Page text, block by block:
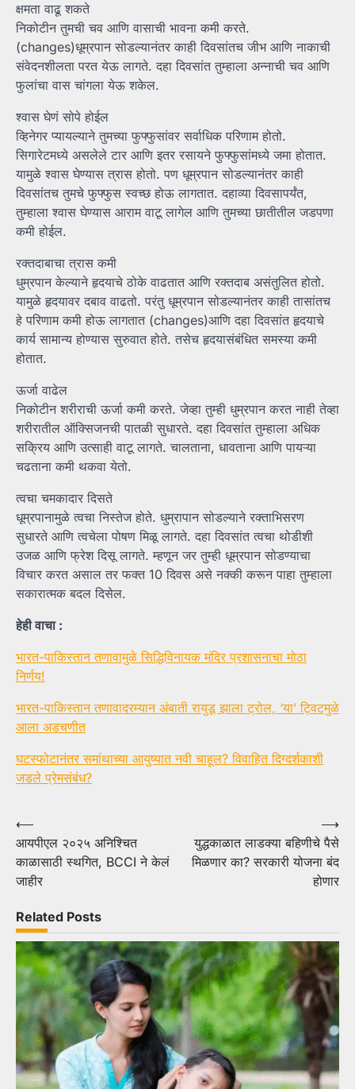
क्षमता वाढू शकते
निकोटीन तुमची चव आणि वासाची भावना कमी करते.
(changes)धूम्रपान सोडल्यानंतर काही दिवसांतच जीभ आणि नाकाची
संवेदनशीलता परत येऊ लागते. दहा दिवसांत तुम्हाला अन्नाची चव आणि
फुलांचा वास चांगला येऊ शकेल.
श्वास घेणं सोपे होईल
व्हिनेगर प्यायल्याने तुमच्या फुफ्फुसांवर सर्वाधिक परिणाम होतो.
सिगारेटमध्ये असलेले टार आणि इतर रसायने फुफ्फुसांमध्ये जमा होतात.
यामुळे श्वास घेण्यास त्रास होतो. पण धूम्रपान सोडल्यानंतर काही
दिवसांतच तुमचे फुफ्फुस स्वच्छ होऊ लागतात. दहाव्या दिवसापर्यंत,
तुम्हाला श्वास घेण्यास आराम वाटू लागेल आणि तुमच्या छातीतील जडपणा
कमी होईल.
रक्तदाबाचा त्रास कमी
धुम्रपान केल्याने हृदयाचे ठोके वाढतात आणि रक्तदाब असंतुलित होतो.
यामुळे हृदयावर दबाव वाढतो. परंतु धूम्रपान सोडल्यानंतर काही तासांतच
हे परिणाम कमी होऊ लागतात (changes)आणि दहा दिवसांत हृदयाचे
कार्य सामान्य होण्यास सुरुवात होते. तसेच हृदयासंबंधित समस्या कमी
होतात.
ऊर्जा वाढेल
निकोटीन शरीराची ऊर्जा कमी करते. जेव्हा तुम्ही धुम्रपान करत नाही तेव्हा
शरीरातील ऑक्सिजनची पातळी सुधारते. दहा दिवसांत तुम्हाला अधिक
सक्रिय आणि उत्साही वाटू लागते. चालताना, धावताना आणि पायऱ्या
चढताना कमी थकवा येतो.
त्वचा चमकादार दिसते
धूम्रपानामुळे त्वचा निस्तेज होते. धुम्रापान सोडल्याने रक्ताभिसरण
सुधारते आणि त्वचेला पोषण मिळू लागते. दहा दिवसांत त्वचा थोडीशी
उजळ आणि फ्रेश दिसू लागते. म्हणून जर तुम्ही धूम्रपान सोडण्याचा
विचार करत असाल तर फक्त 10 दिवस असे नक्की करून पाहा तुम्हाला
सकारात्मक बदल दिसेल.
हेही वाचा :
भारत-पाकिस्तान तणावामुळे सिद्धिविनायक मंदिर प्रशासनाचा मोठा
निर्णय!
भारत-पाकिस्तान तणावादरम्यान अंबाती रायुडू झाला ट्रोल, ‘या’ ट्विटमुळे
आला अडचणीत
घटस्फोटानंतर समांथाच्या आयुष्यात नवी चाहूल? विवाहित दिग्दर्शकाशी
जडले प्रेमसंबंध?
Post
navigation
⟵
आयपीएल २०२५ अनिश्चित
काळासाठी स्थगित, BCCI ने केलं
जाहीर
युद्धकाळात लाडक्या बहिणीचे पैसे
मिळणार का? सरकारी योजना बंद
होणार
⟶
Related Posts